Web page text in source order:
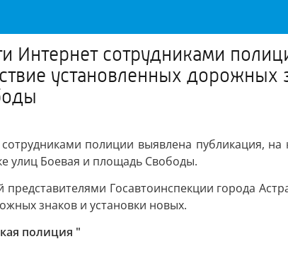
Интернет сотрудниками
установленных
полиции выявлена публикация,
улиц Боевая и площадь Свободы.
Госавтоинспекции города
знаков и установки новых.
полиция "